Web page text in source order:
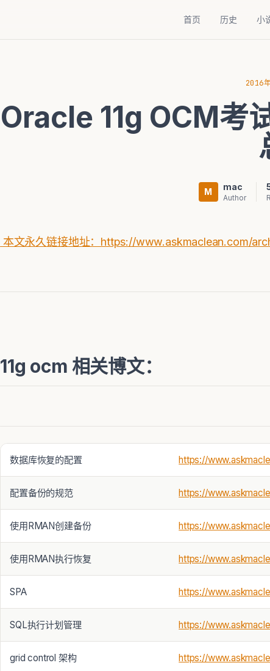
首页 历史 小
2016
Oracle 11g OCM考
M mac
Author
本文永久链接地址：https://www.askmaclean.com/
11g ocm 相关博文：
数据库恢复的配置 https://
配置备份的规范 https://
使用RMAN创建备份 https://
使用RMAN执行恢复 https://
SPA https://
SQL执行计划管理 https://
grid control 架构 https://